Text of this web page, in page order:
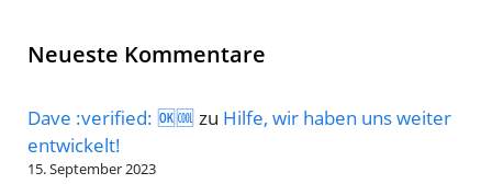
Neueste Kommentare
Dave :verified: 🆗🆒 zu Hilfe, wir haben uns weiter
entwickelt!
15. September 2023